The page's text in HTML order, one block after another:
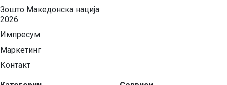
Зошто Македонска нација
2026
Импресум
Маркетинг
Контакт